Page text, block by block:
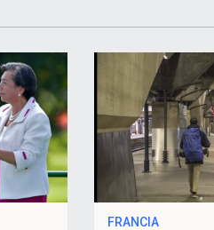
FRANCIA